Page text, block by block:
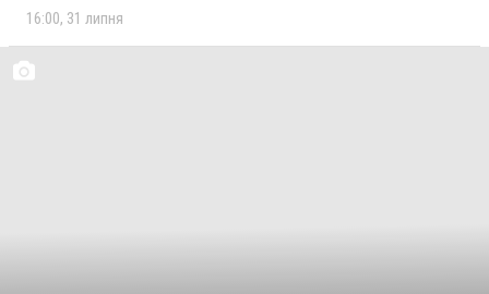
16:00 31 липня